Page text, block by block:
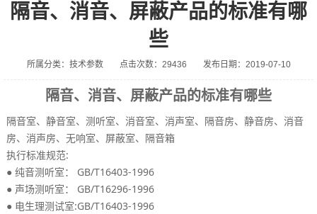
隔音、消音、屏蔽产品的标准有哪
些
所属分类：技术参数 点击次数：29436 发布日期：2019-07-10
隔音、消音、屏蔽产品的标准有哪些
隔音室、静音室、 测听室、消音室、消声室、 隔音房、静音房、消音
房、消声房、无响室、 屏蔽室、
隔音箱
执行标准规范:
●纯音测听室： GB/T16403-1996
● 声场测听室： GB/T16296-1996
● 电生理测试室:GB/T16403-1996